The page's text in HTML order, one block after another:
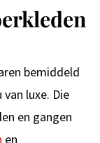
bemiddeld
luxe. Die
en gangen
en